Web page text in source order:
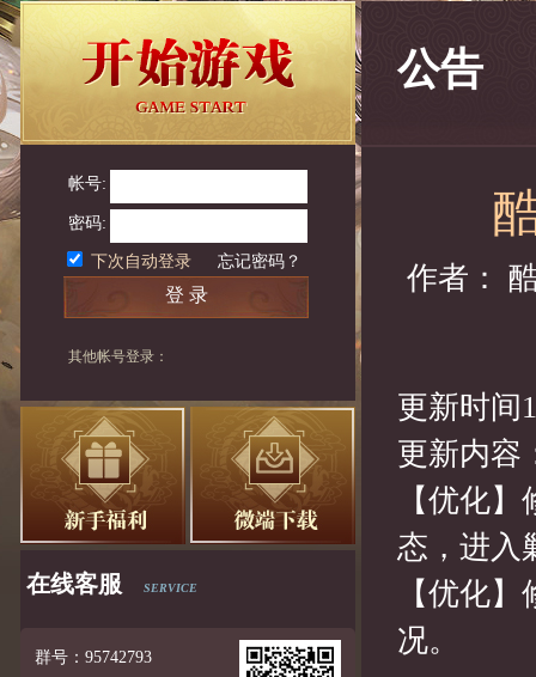
帐号:
密码:
下次自动登录 忘记密码？
登 录
其他帐号登录：
在线客服 SERVICE
群号：95742793
公告
作者：
更新时间
更新内容
【优化
态，进入
【优化
况。